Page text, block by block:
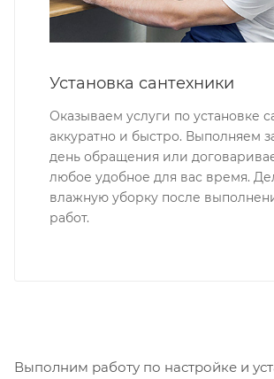
Установка сантехники
Оказываем услуги по установке
аккуратно и быстро. Выполняем
день обращения или
любое удобное для вас время.
влажную уборку после
работ.
Выполним работу по настройке и